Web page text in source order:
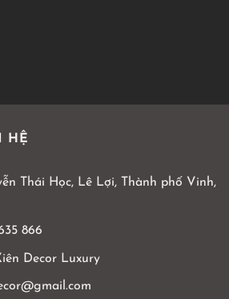
HỆ
Thái Học, Lê Lợi, Thành phố Vinh,
866
Decor Luxury